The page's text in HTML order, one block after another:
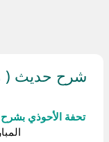
شرح حديث (
تحفة الأحوذي